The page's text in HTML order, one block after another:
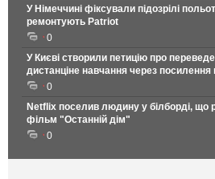
У Німеччині фіксували підозрілі
ремонтують Patriot
0
У Києві створили петицію про
дистанціне навчання через посилення
0
Netflix поселив людину у білборді, що
фільм "Останній дім"
0